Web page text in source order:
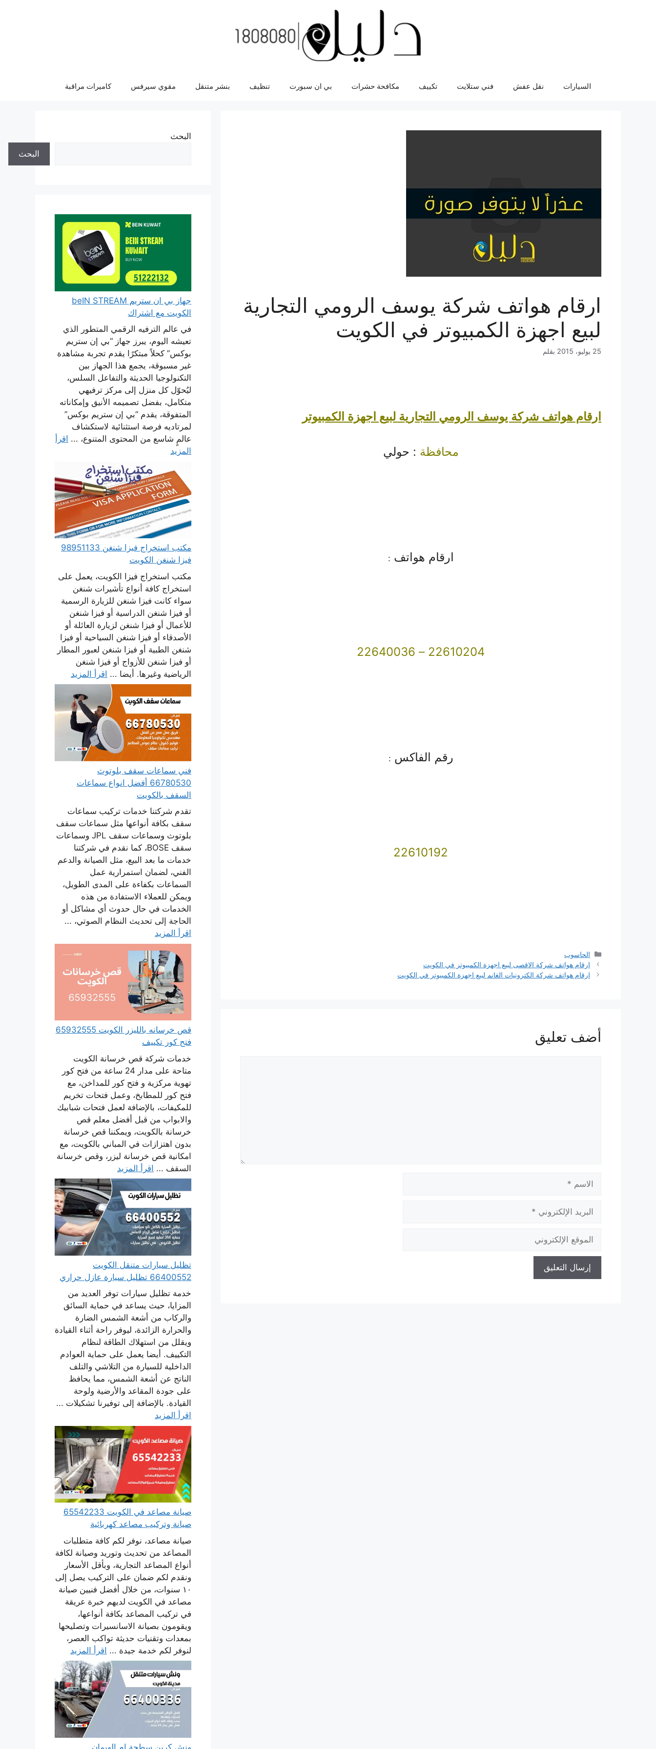
السيارات نقل عفش فني ستلايت تكييف مكافحة حشرات بي ان سبورت تنظيف بنشر متنقل مقوي سيرفس كاميرات مراقبة
ارقام هواتف شركة يوسف الرومي التجارية
لبيع اجهزة الكمبيوتر في الكويت
25 يوليو، 2015 بقلم
ارقام هواتف شركة يوسف الرومي التجارية لبيع اجهزة الكمبيوتر
محافظة : حولي
ارقام هواتف :
22610204 – 22640036
رقم الفاكس :
22610192
التصنيفات
الحاسوب
ارقام هواتف شركة الاقصى لبيع اجهزة الكمبيوتر في الكويت
ارقام هواتف شركة الكترونيات الغانم لبيع اجهزة الكمبيوتر في الكويت
أضف تعليق
الإلكتروني
الإلكتروني
البحث
البحث
جهاز بي ان ستريم beIN STREAM
الكويت مع اشتراك
في عالم الترفيه الرقمي المتطور الذي
تعيشه اليوم، يبرز جهاز “بي إن ستريم
بوكس” كحلاً مبتكرًا يقدم تجربة مشاهدة
غير مسبوقة، يجمع هذا الجهاز بين
التكنولوجيا الحديثة والتفاعل السلس،
ليُحوّل كل منزل إلى مركز ترفيهي
متكامل، بفضل تصميمه الأنيق وإمكاناته
المتفوقة، يقدم “بي إن ستريم بوكس”
لمرتاديه فرصة استثنائية لاستكشاف
عالمٍ شاسع من المحتوى المتنوع، ... اقرأ
المزيد
مكتب استخراج فيزا شنغن 98951133
فيزا شنغن الكويت
مكتب استخراج فيزا الكويت، يعمل على
استخراج كافة أنواع تأشيرات شنغن
سواء كانت فيزا شنغن للزيارة الرسمية
أو فيزا شنغن الدراسية أو فيزا شنغن
للأعمال أو فيزا شنغن لزيارة العائلة أو
الأصدقاء أو فيزا شنغن السياحية أو فيزا
شنغن الطبية أو فيزا شنغن لعبور المطار
أو فيزا شنغن للأزواج أو فيزا شنغن
الرياضية وغيرها. أيضا ... اقرأ المزيد
فني سماعات سقف بلوتوث
66780530 أفضل انواع سماعات
السقف بالكويت
تقدم شركتنا خدمات تركيب سماعات
سقف بكافة أنواعها مثل سماعات سقف
بلوتوث وسماعات سقف JPL وسماعات
سقف BOSE، كما نقدم في شركتنا
خدمات ما بعد البيع، مثل الصيانة والدعم
الفني، لضمان استمرارية عمل
السماعات بكفاءة على المدى الطويل،
ويمكن للعملاء الاستفادة من هذه
الخدمات في حال حدوث أي مشاكل أو
الحاجة إلى تحديث النظام الصوتي، ...
اقرأ المزيد
قص خرسانه بالليزر الكويت 65932555
فتح كور تكييف
خدمات شركة قص خرسانة الكويت
متاحة على مدار 24 ساعة من فتح كور
تهوية مركزية و فتح كور للمداخن، مع
فتح كور للمطابخ، وعمل فتحات تخريم
للمكيفات، بالإضافة لعمل فتحات شبابيك
والابواب من قبل أفضل معلم قص
خرسانة بالكويت، ويمكننا قص خرسانة
بدون اهتزازات في المباني بالكويت، مع
امكانية قص خرسانة ليزر، وقص خرسانة
السقف ... اقرأ المزيد
تظليل سيارات متنقل الكويت
66400552 تظليل سيارة عازل حراري
خدمة تظليل سيارات توفر العديد من
المزايا، حيث يساعد في حماية السائق
والركاب من أشعة الشمس الضارة
والحرارة الزائدة، ليوفر راحة أثناء القيادة
ويقلل من استهلاك الطاقة لنظام
التكييف. أيضا يعمل على حماية العوادم
الداخلية للسيارة من التلاشي والتلف
الناتج عن أشعة الشمس، مما يحافظ
على جودة المقاعد والأرضية ولوحة
القيادة. بالإضافة إلى توفيرنا تشكيلات ...
اقرأ المزيد
صيانة مصاعد في الكويت 65542233
صيانة وتركيب مصاعد كهربائية
صيانة مصاعد، نوفر لكم كافة متطلبات
المصاعد من تحديث وتوريد وصيانة لكافة
أنواع المصاعد التجارية، وبأقل الأسعار
ونقدم لكم ضمان على التركيب يصل إلى
١٠ سنوات، من خلال أفضل فنيين صيانة
مصاعد في الكويت لديهم خبرة عريقة
في تركيب المصاعد بكافة أنواعها،
ويقومون بصيانة الاسانسيرات وتصليحها
بمعدات وتقنيات حديثة تواكب العصر،
لنوفر لكم خدمة جيدة ... اقرأ المزيد
ونش كرين سطحة ام الهيمان